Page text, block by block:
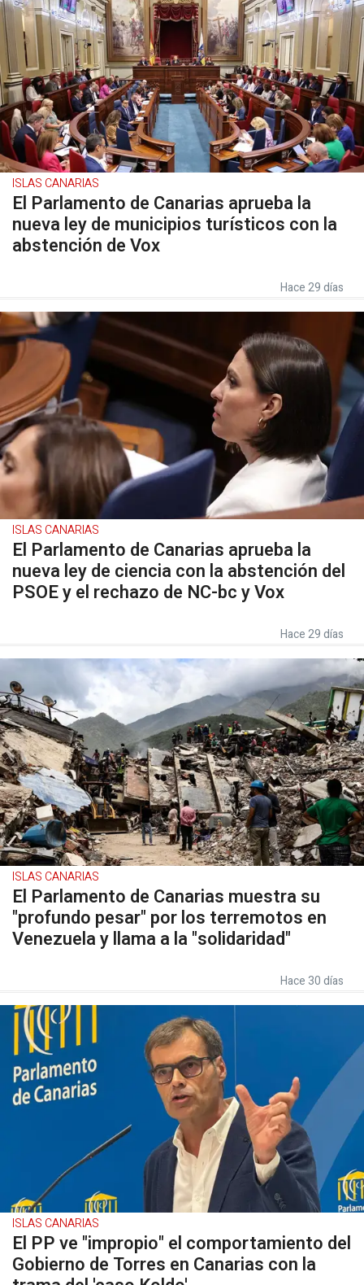
ISLAS CANARIAS
El Parlamento de Canarias aprueba la
nueva ley de municipios turísticos con la
abstención de Vox
Hace 29 días
ISLAS CANARIAS
El Parlamento de Canarias aprueba la
nueva ley de ciencia con la abstención del
PSOE y el rechazo de NC-bc y Vox
Hace 29 días
ISLAS CANARIAS
El Parlamento de Canarias muestra su
"profundo pesar" por los terremotos en
Venezuela y llama a la "solidaridad"
Hace 30 días
ISLAS CANARIAS
El PP ve "impropio" el comportamiento del
Gobierno de Torres en Canarias con la